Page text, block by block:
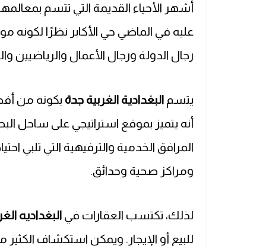
أشهر الأحياء القديمة التي تتسم
عليه في الماضي حي الأكابر نظرًا
رجال الدولة ورجال الأعمال والرياضيين
يتسم البغدادية الغربية جدة بكونه من
أنه يتميز بموقع استراتيجي على ساحل
المرافق الخدمية والترفيهية التي تلبي
ومراكز صحية وحدائق.
لذلك، تكتسب العقارات في البغداديه
للبيع أو الإيجار. ويمكن استكشاف